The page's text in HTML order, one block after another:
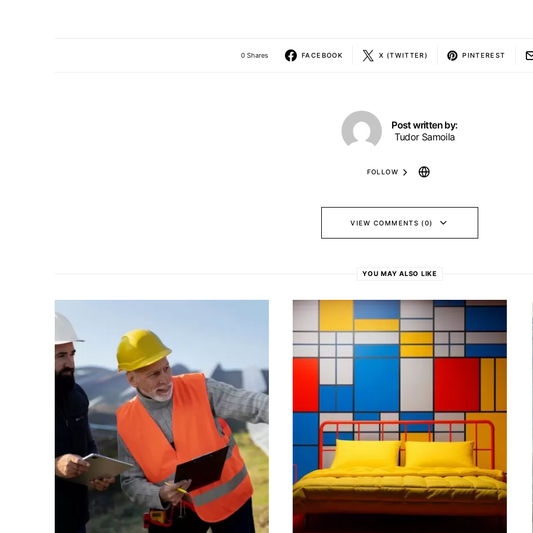
0 Shares FACEBOOK X (TWITTER) PINTEREST
Post written by:
Tudor Samoila
FOLLOW
VIEW COMMENTS (0)
YOU MAY ALSO LIKE